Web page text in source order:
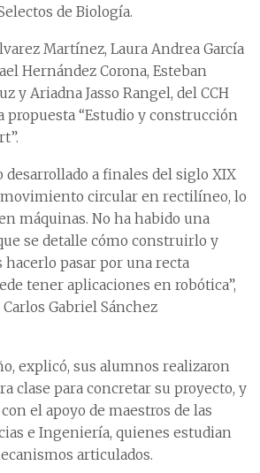
de Biología.
Martínez, Laura Andrea García
Hernández Corona, Esteban
y Ariadna Jasso Rangel, del CCH
propuesta “Estudio y construcción
desarrollado a finales del siglo XIX
circular en rectilíneo, lo
máquinas. No ha habido una
se detalle cómo construirlo y
pasar por una recta
tener aplicaciones en robótica”,
Gabriel Sánchez
explicó, sus alumnos realizaron
clase para concretar su proyecto, y
el apoyo de maestros de las
e Ingeniería, quienes estudian
articulados.